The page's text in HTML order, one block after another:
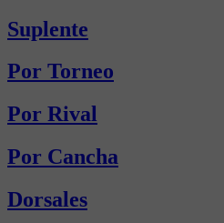
Suplente
Por Torneo
Por Rival
Por Cancha
Dorsales